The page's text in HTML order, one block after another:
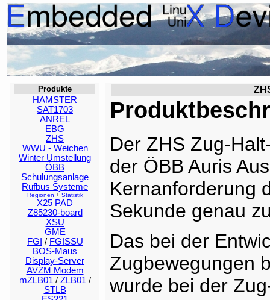
Produkte
HAMSTER
SAT1703
ANREL
EBG
ZHS
WWU - Weichen
Winter Umstellung
ÖBB
Schulungsanlage
Rufbus Systeme
Regionen + Statistik
X25 PAD
Z85230-board
XSU
GME
FGI / FGISSU
BOS-Maus
Display-Server
AVZM Modem
mZLB01 / ZLB01 /
STLB
Der ZHS Zug-
der ÖBB Auris
Kernanforderung
Sekunde genau
Das bei der
Zugbewegungen
wurde bei der